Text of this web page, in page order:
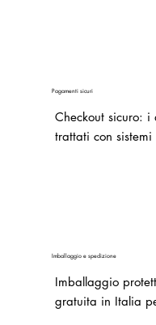
Pagamenti sicuri
Checkout sicuro:
trattati con
Imballaggio e spedizione
Imballaggio
gratuita in Italia